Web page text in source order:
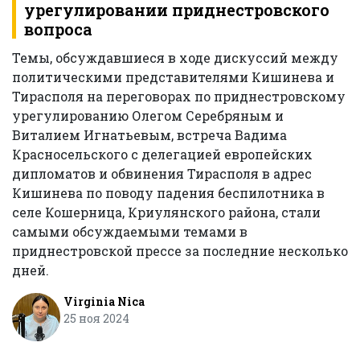
урегулировании приднестровского
вопроса
Темы, обсуждавшиеся в ходе дискуссий между
политическими представителями Кишинева и
Тирасполя на переговорах по приднестровскому
урегулированию Олегом Серебряным и
Виталием Игнатьевым, встреча Вадима
Красносельского с делегацией европейских
дипломатов и обвинения Тирасполя в адрес
Кишинева по поводу падения беспилотника в
селе Кошерница, Криулянского района, стали
самыми обсуждаемыми темами в
приднестровской прессе за последние несколько
дней.
Virginia Nica
25 ноя 2024